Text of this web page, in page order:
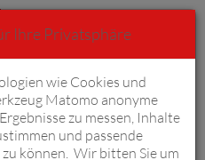
Warenkorb 0
Ihre Privatsphäre
wie Cookies und
Matomo anonyme
zu messen, Inhalte
und passende
können. Wir bitten Sie um